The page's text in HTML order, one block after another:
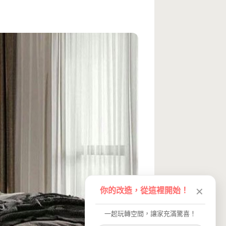
你的改造，從這裡開始！ ✕
一起玩轉空間，讓家充滿驚喜！